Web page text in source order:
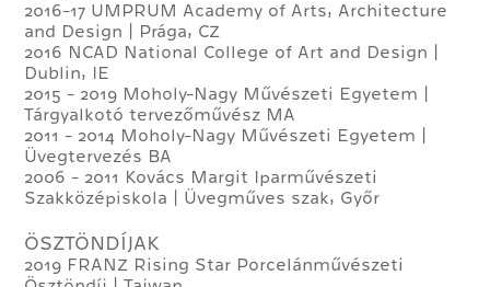
2016-17 UMPRUM Academy of Arts, Architecture
and Design | Prága, CZ
2016 NCAD National College of Art and Design |
Dublin, IE
2015 - 2019 Moholy-Nagy Művészeti Egyetem |
Tárgyalkotó tervezőművész MA
2011 - 2014 Moholy-Nagy Művészeti Egyetem |
Üvegtervezés BA
2006 - 2011 Kovács Margit Iparművészeti
Szakközépiskola | Üvegműves szak, Győr
ÖSZTÖNDÍJAK
2019 FRANZ Rising Star Porcelánművészeti